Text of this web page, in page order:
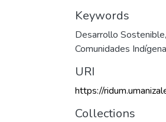
Keywords
Desarrollo Sostenible,
Comunidades
URI
https://
Collections